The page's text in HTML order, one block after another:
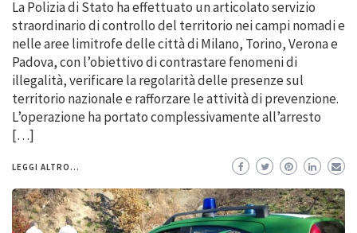
La Polizia di Stato ha effettuato un articolato servizio
straordinario di controllo del territorio nei campi nomadi e
nelle aree limitrofe delle città di Milano, Torino, Verona e
Padova, con l’obiettivo di contrastare fenomeni di
illegalità, verificare la regolarità delle presenze sul
territorio nazionale e rafforzare le attività di prevenzione.
L’operazione ha portato complessivamente all’arresto
[…]
LEGGI ALTRO...